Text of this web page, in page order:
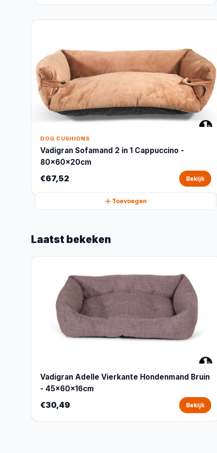
DOG CUSHIONS
Vadigran Sofamand 2 in 1 Cappuccino -
80x60x20cm
€67,52 Bekijk
Toevoegen
Laatst bekeken
Vadigran Adelle Vierkante Hondenmand Bruin
- 45x60x16cm
€30,49 Bekijk